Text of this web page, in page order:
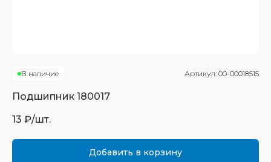
В наличие Артикул: 00-00018515
Подшипник 180017
13 ₽/шт.
Добавить в корзину